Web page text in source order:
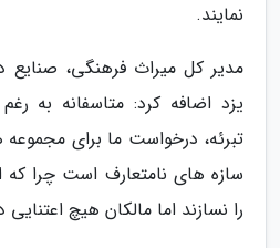
نمایند.
مدیر کل میراث فرهنگی،
یزد اضافه کرد: متاسفانه به
تبرئه، درخواست ما برای
سازه های نامتعارف است چرا که
را نسازند اما مالکان هیچ اعتنایی